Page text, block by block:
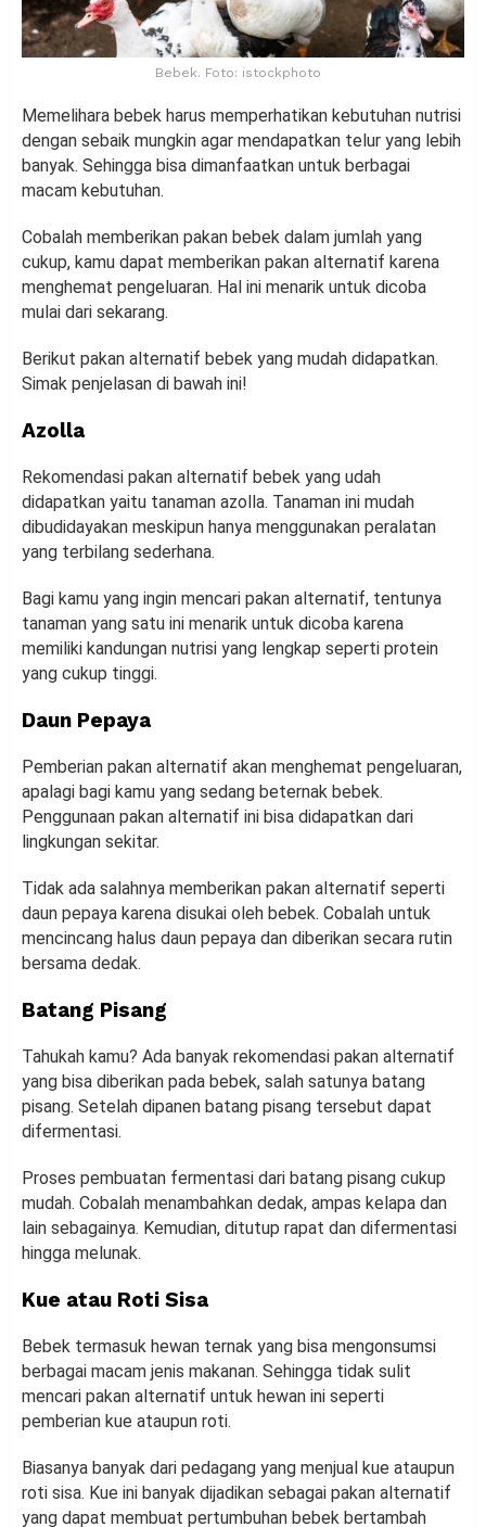
Bebek. Foto: istockphoto
Memelihara bebek harus memperhatikan kebutuhan nutrisi
dengan sebaik mungkin agar mendapatkan telur yang lebih
banyak. Sehingga bisa dimanfaatkan untuk berbagai
macam kebutuhan.
Cobalah memberikan pakan bebek dalam jumlah yang
cukup, kamu dapat memberikan pakan alternatif karena
menghemat pengeluaran. Hal ini menarik untuk dicoba
mulai dari sekarang.
Berikut pakan alternatif bebek yang mudah didapatkan.
Simak penjelasan di bawah ini!
Azolla
Rekomendasi pakan alternatif bebek yang udah
didapatkan yaitu tanaman azolla. Tanaman ini mudah
dibudidayakan meskipun hanya menggunakan peralatan
yang terbilang sederhana.
Bagi kamu yang ingin mencari pakan alternatif, tentunya
tanaman yang satu ini menarik untuk dicoba karena
memiliki kandungan nutrisi yang lengkap seperti protein
yang cukup tinggi.
Daun Pepaya
Pemberian pakan alternatif akan menghemat pengeluaran,
apalagi bagi kamu yang sedang beternak bebek.
Penggunaan pakan alternatif ini bisa didapatkan dari
lingkungan sekitar.
Tidak ada salahnya memberikan pakan alternatif seperti
daun pepaya karena disukai oleh bebek. Cobalah untuk
mencincang halus daun pepaya dan diberikan secara rutin
bersama dedak.
Batang Pisang
Tahukah kamu? Ada banyak rekomendasi pakan alternatif
yang bisa diberikan pada bebek, salah satunya batang
pisang. Setelah dipanen batang pisang tersebut dapat
difermentasi.
Proses pembuatan fermentasi dari batang pisang cukup
mudah. Cobalah menambahkan dedak, ampas kelapa dan
lain sebagainya. Kemudian, ditutup rapat dan difermentasi
hingga melunak.
Kue atau Roti Sisa
Bebek termasuk hewan ternak yang bisa mengonsumsi
berbagai macam jenis makanan. Sehingga tidak sulit
mencari pakan alternatif untuk hewan ini seperti
pemberian kue ataupun roti.
Biasanya banyak dari pedagang yang menjual kue ataupun
roti sisa. Kue ini banyak dijadikan sebagai pakan alternatif
yang dapat membuat pertumbuhan bebek bertambah